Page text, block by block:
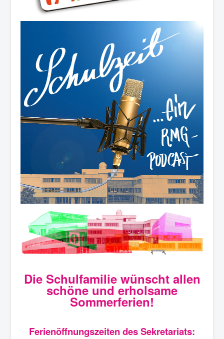
Die Schulfamilie wünscht allen
schöne und erholsame
Sommerferien!
Ferienöffnungszeiten des Sekretariats: